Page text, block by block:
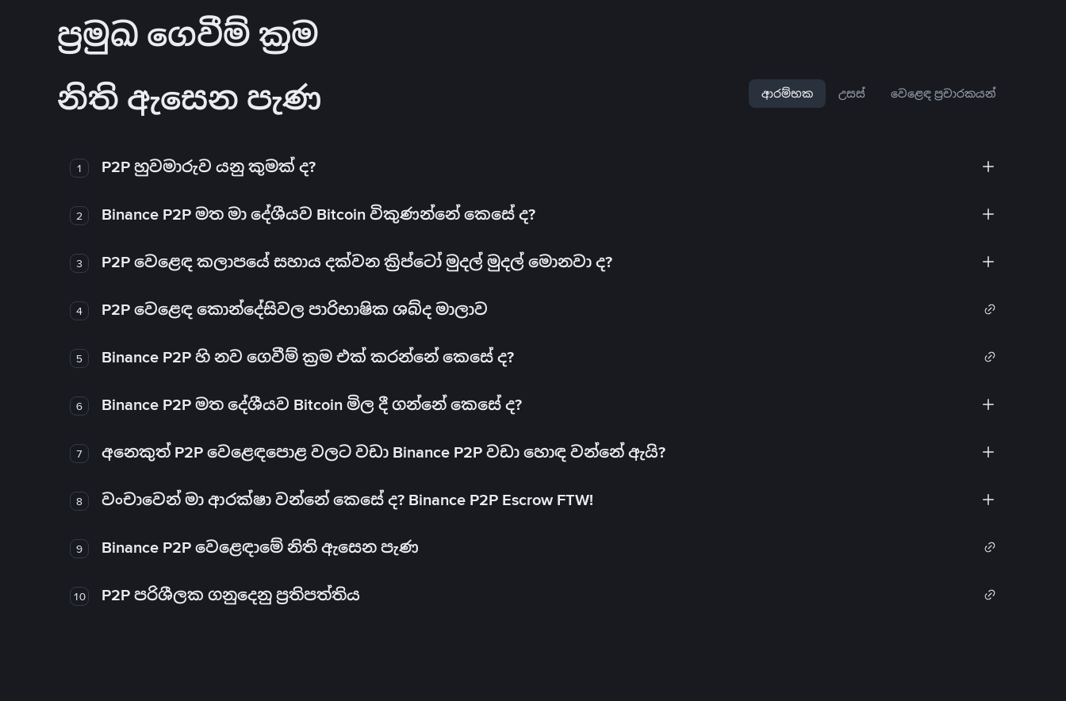
ප්‍රමුඛ ගෙවීම් ක්‍රම
නිති ඇසෙන පැණ
ආරම්භක උසස් වෙළෙඳ ප්‍රචාරකයන්
1 P2P හුවමාරුව යනු කුමක් ද?
2 Binance P2P මත මා දේශීයව Bitcoin විකුණන්නේ කෙසේ ද?
3 P2P වෙළෙඳ කලාපයේ සහාය දක්වන ක්‍රිප්ටෝ මුදල් මුදල් මොනවා ද?
4 P2P වෙළෙඳ කොන්දේසිවල පාරිභාෂික ශබ්ද මාලාව
5 Binance P2P හි නව ගෙවීම් ක්‍රම එක් කරන්නේ කෙසේ ද?
6 Binance P2P මත දේශීයව Bitcoin මිල දී ගන්නේ කෙසේ ද?
7 අනෙකුත් P2P වෙළෙඳපොළ වලට වඩා Binance P2P වඩා හොඳ වන්නේ ඇයි?
8 වංචාවෙන් මා ආරක්ෂා වන්නේ කෙසේ ද? Binance P2P Escrow FTW!
9 Binance P2P වෙළෙඳාමේ නිති ඇසෙන පැණ
10 P2P පරිශීලක ගනුදෙනු ප්‍රතිපත්තිය